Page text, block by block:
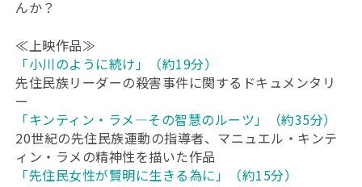
んか？
≪上映作品≫
「小川のように続け」（約19分）
先住民族リーダーの殺害事件に関するドキュメンタリ
ー
「キンティン・ラメ―その智慧のルーツ」（約35分）
20世紀の先住民族運動の指導者、マニュエル・キンテ
ィン・ラメの精神性を描いた作品
「先住民女性が賢明に生きる為に」（約15分）